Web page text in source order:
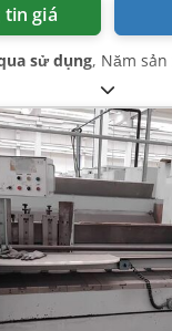
tin giá
sử dụng, Năm sản